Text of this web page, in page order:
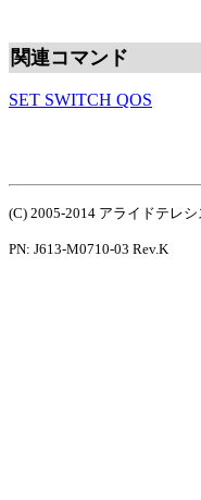
関連コマンド
SET SWITCH QOS
(C) 2005-2014 アライドテレ
PN: J613-M0710-03 Rev.K